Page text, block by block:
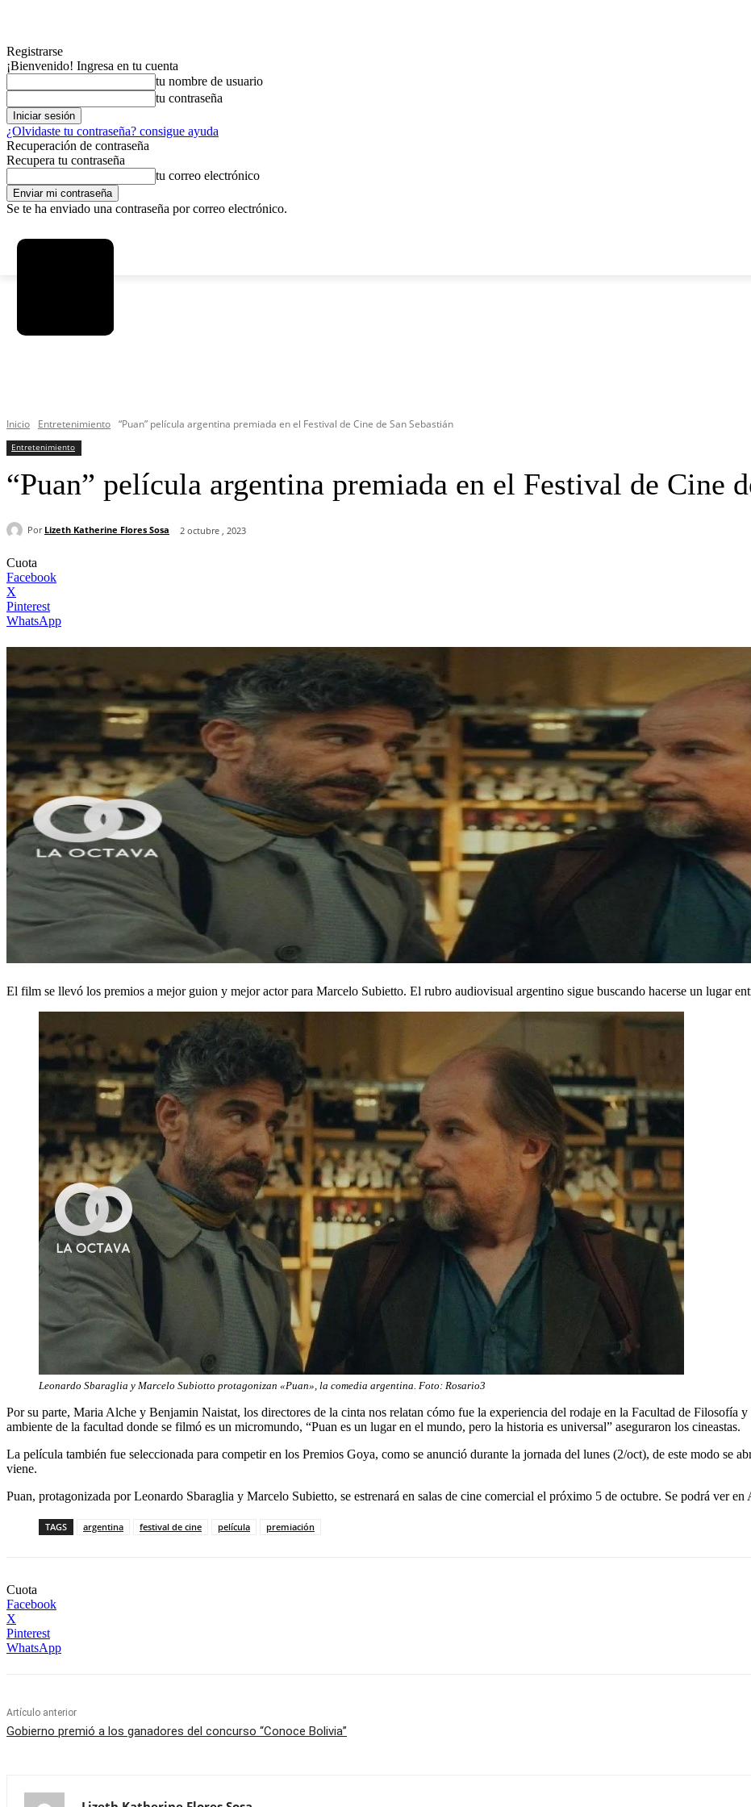
Registrarse
¡Bienvenido! Ingresa en tu cuenta
tu nombre de usuario
tu contraseña
¿Olvidaste tu contraseña? consigue ayuda
Recuperación de contraseña
Recupera tu contraseña
tu correo electrónico
Se te ha enviado una contraseña por correo electrónico.
Inicio Entretenimiento “Puan” película argentina premiada en el Festival de Cine de San Sebastián
Entretenimiento
“Puan” película argentina premiada en el Festival de Cine
Por Lizeth Katherine Flores Sosa 2 octubre , 2023
Cuota
Facebook
X
Pinterest
WhatsApp
El film se llevó los premios a mejor guion y mejor actor para Marcelo Subietto. El rubro audiovisual argentino sigue buscando hacerse un lugar
Leonardo Sbaraglia y Marcelo Subiotto protagonizan «Puan», la comedia argentina. Foto: Rosario3
Por su parte, Maria Alche y Benjamin Naistat, los directores de la cinta nos relatan cómo fue la experiencia del rodaje en la Facultad de Filosofía
ambiente de la facultad donde se filmó es un micromundo, “Puan es un lugar en el mundo, pero la historia es universal” aseguraron los cineastas.
La película también fue seleccionada para competir en los Premios Goya, como se anunció durante la jornada del lunes (2/oct), de este modo se
viene.
Puan, protagonizada por Leonardo Sbaraglia y Marcelo Subietto, se estrenará en salas de cine comercial el próximo 5 de octubre. Se podrá ver
TAGS argentina festival de cine película premiación
Cuota
Facebook
X
Pinterest
WhatsApp
Artículo anterior
Gobierno premió a los ganadores del concurso “Conoce Bolivia”